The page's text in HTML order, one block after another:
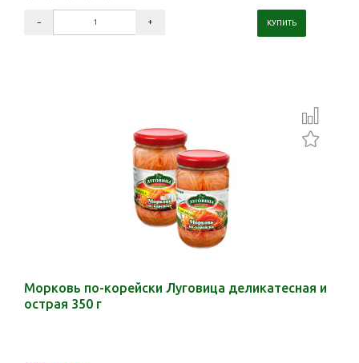
Морковь по-корейски Луговица деликатесная и
острая 350 г